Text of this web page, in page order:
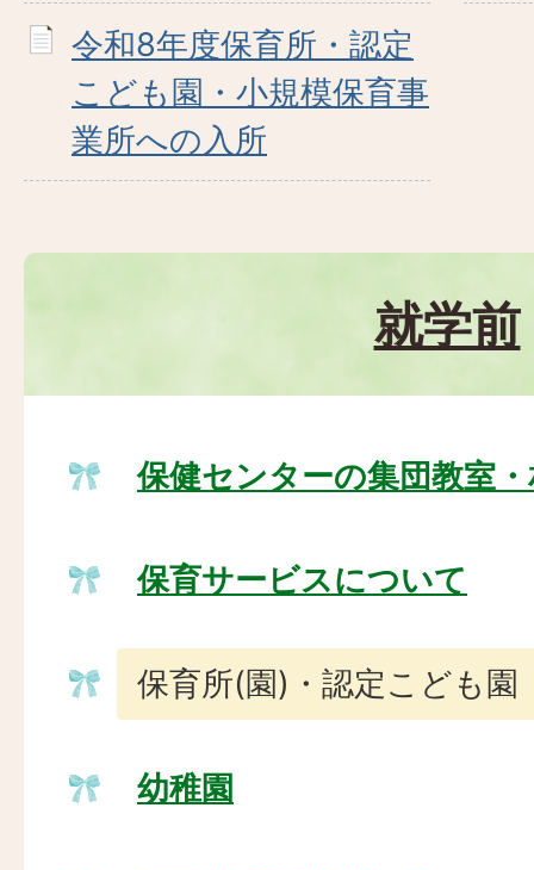
令和8年度保育所・認定
こども園・小規模保育事
業所への入所
就学前
保健センターの集団教室
保育サービスについて
保育所(園)・認定こども園
幼稚園